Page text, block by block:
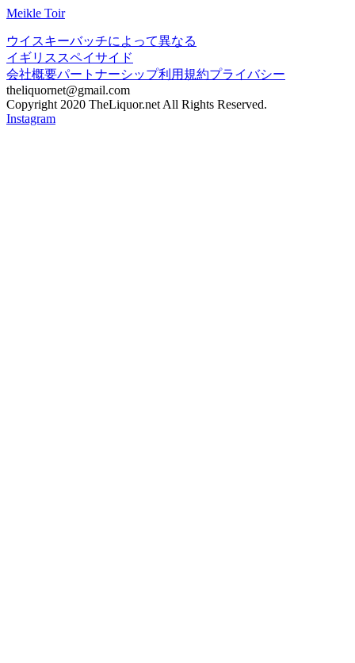
Meikle Toir
ウイスキーバッチによって異なる
イギリス スペイサイド
会社概要パートナーシップ利用規約プライバシー
theliquornet@gmail.com
Copyright 2020 TheLiquor.net All Rights Reserved.
Instagram